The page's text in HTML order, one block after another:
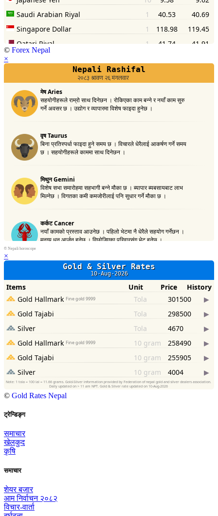
© Forex Nepal
×
© Nepali horoscope
×
© Gold Rates Nepal
ट्रेन्डिङ्ग
समाचार
खेलकुद
कृषि
समाचार
शेयर बजार
आम निर्वाचन २०८२
विचार-वार्ता